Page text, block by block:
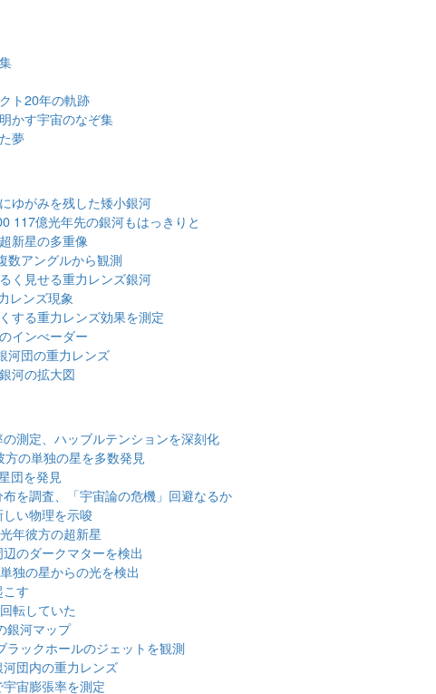
ト20年の軌跡
かす宇宙のなぞ集
夢
ゆがみを残した矮小銀河
117億光年先の銀河もはっきりと
新星の多重像
数アングルから観測
く見せる重力レンズ銀河
レンズ現象
する重力レンズ効果を測定
インべーダー
河団の重力レンズ
河の拡大図
測定、ハッブルテンションを深刻化
の単独の星を多数発見
団を発見
を調査、「宇宙論の危機」回避なるか
い物理を示唆
年彼方の超新星
のダークマターを検出
独の星からの光を検出
す
転していた
銀河マップ
ラックホールのジェットを観測
団内の重力レンズ
宙膨張率を測定